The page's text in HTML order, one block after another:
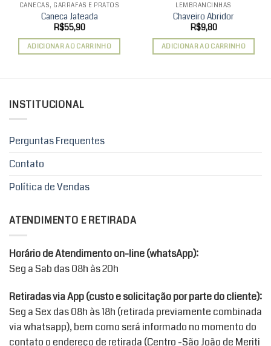
CANECAS, GARRAFAS E PRATOS
Caneca Jateada
R$55,90
ADICIONAR AO CARRINHO
LEMBRANCINHAS
Chaveiro Abridor
R$9,80
ADICIONAR AO CARRINHO
INSTITUCIONAL
Perguntas Frequentes
Contato
Política de Vendas
ATENDIMENTO E RETIRADA
Horário de Atendimento on-line (whatsApp):
Seg a Sab das 08h às 20h
Retiradas via App (custo e solicitação por parte do cliente):
Seg a Sex das 08h às 18h (retirada previamente combinada
via whatsapp), bem como será informado no momento do
contato o endereço de retirada (Centro -São João de Meriti